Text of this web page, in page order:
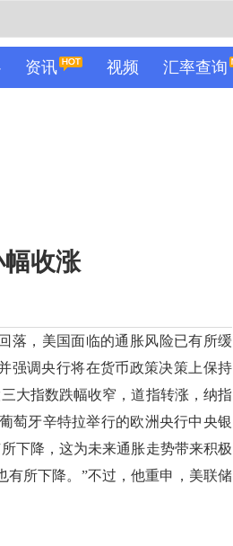
资讯 视频 汇率查询
收涨
，美国面临的通胀风险已有所缓
强调央行将在货币政策决策上保持
大指数跌幅收窄，道指转涨，纳指
萄牙辛特拉举行的欧洲央行中央银
下降，这为未来通胀走势带来积极
有所下降。”不过，他重申，美联储